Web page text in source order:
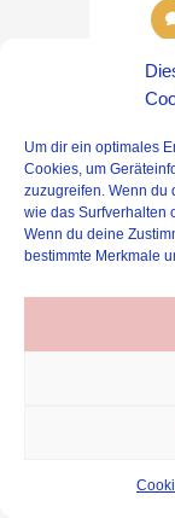
Um dir ein optimales
Cookies, um
zuzugreifen. Wenn du
wie das Surfverhalten
Wenn du deine
bestimmte Merkmale